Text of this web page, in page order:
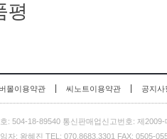
평
몰이용약관 씨노트이용약관 공지사
: 504-18-89540 통신판매업신고번호: 제
자: 왕혜진 TEL: 070.8683.3301 FAX: 0505-